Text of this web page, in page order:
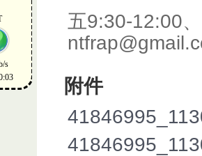
五9:30-12:00
附件